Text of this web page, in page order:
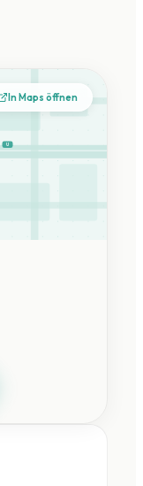
U
In Maps öffnen